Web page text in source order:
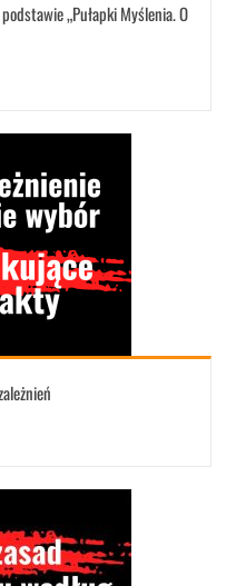
„Pułapki Myślenia. O